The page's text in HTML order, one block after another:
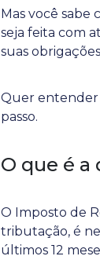
Mas você
seja feita com
suas
Quer entender
passo.
O que é a
O Imposto de
tributação, é
últimos 12